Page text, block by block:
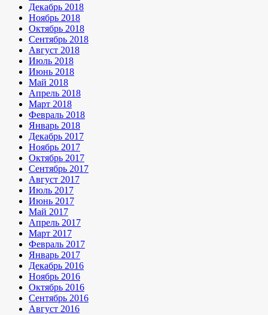
Декабрь 2018
Ноябрь 2018
Октябрь 2018
Сентябрь 2018
Август 2018
Июль 2018
Июнь 2018
Май 2018
Апрель 2018
Март 2018
Февраль 2018
Январь 2018
Декабрь 2017
Ноябрь 2017
Октябрь 2017
Сентябрь 2017
Август 2017
Июль 2017
Июнь 2017
Май 2017
Апрель 2017
Март 2017
Февраль 2017
Январь 2017
Декабрь 2016
Ноябрь 2016
Октябрь 2016
Сентябрь 2016
Август 2016